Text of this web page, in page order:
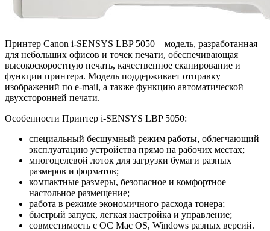
Принтер Canon i-SENSYS LBP 5050 – модель, разработанная
для небольших офисов и точек печати, обеспечивающая
высокоскоростную печать, качественное сканирование и
функции принтера. Модель поддерживает отправку
изображений по e-mail, а также функцию автоматической
двухсторонней печати.
Особенности Принтер i-SENSYS LBP 5050:
специальный бесшумный режим работы, облегчающий
эксплуатацию устройства прямо на рабочих местах;
многоцелевой лоток для загрузки бумаги разных
размеров и форматов;
компактные размеры, безопасное и комфортное
настольное размещение;
работа в режиме экономичного расхода тонера;
быстрый запуск, легкая настройка и управление;
совместимость с ОС Mac OS, Windows разных версий.